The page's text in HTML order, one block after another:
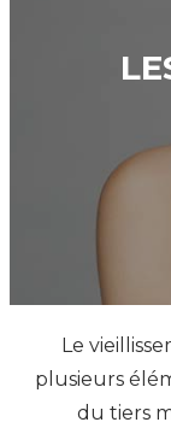
Le
plusieurs
du tiers